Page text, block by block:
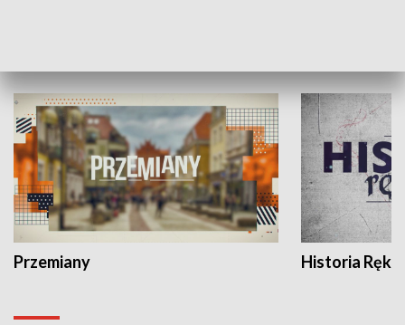
Przemiany Historia Ręką